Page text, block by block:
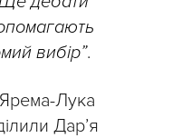
вибір”.
Лука
Дар’я